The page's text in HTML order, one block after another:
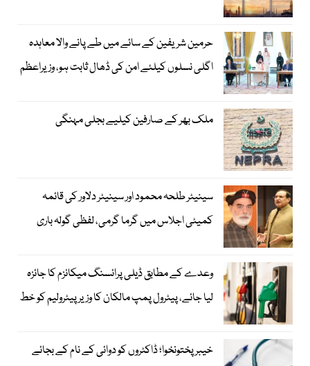
حرمین شریفین کے سائے میں طے پانے والا معاہدہ
اگلی نسلوں کیلئے امن کی ڈھال ثابت ہو، وزیراعظم
ملک بھر کے صارفین کیلیے بجلی مہنگی
سینیٹر طلحہ محمود اور سینیٹر دلاور کی قائمہ
کمیٹی اجلاس میں گرما گرمی، لفظی گولہ باری
وعدے کے مطابق ڈیلی پرائسنگ میکانزم کا جائزہ
لیا جائے، پیٹرول پمپ مالکان کا وزیرپیٹرولیم کو خط
خیبرپختونخوا؛ ڈاکٹروں کو دوائی کے نام کے بجائے